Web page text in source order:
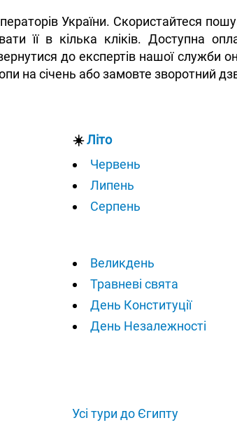
України. Скористайтеся
її в кілька кліків. Доступна
до експертів нашої служби
на січень або замовте зворотний
☀️Літо
Червень
Липень
Серпень
Великдень
Травневі свята
День Конституції
День Незалежності
Усі тури до Єгипту